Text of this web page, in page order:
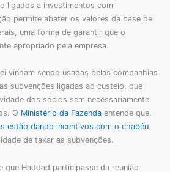
ligados a investimentos com
permite abater os valores da base de
uma forma de garantir que o
apropriado pela empresa.
vinham sendo usadas pelas companhias
subvenções ligadas ao custeio, que
dos sócios sem necessariamente
O Ministério da Fazenda entende que,
estão dando incentivos com o chapéu
de taxar as subvenções.
que Haddad participasse da reunião